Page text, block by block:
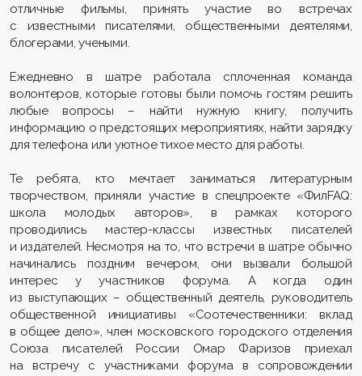
отличные фильмы, принять участие во встречах
с известными писателями, общественными деятелями,
блогерами, учеными.
Ежедневно в шатре работала сплоченная команда
волонтеров, которые готовы были помочь гостям решить
любые вопросы – найти нужную книгу, получить
информацию о предстоящих мероприятиях, найти зарядку
для телефона или уютное тихое место для работы.
Те ребята, кто мечтает заниматься литературным
творчеством, приняли участие в спецпроекте «ФилFAQ:
школа молодых авторов», в рамках которого
проводились мастер-классы известных писателей
и издателей. Несмотря на то, что встречи в шатре обычно
начинались поздним вечером, они вызвали большой
интерес у участников форума. А когда один
из выступающих – общественный деятель, руководитель
общественной инициативы «Соотечественники: вклад
в общее дело», член московского городского отделения
Союза писателей России Омар Фаризов приехал
на встречу с участниками форума в сопровождении